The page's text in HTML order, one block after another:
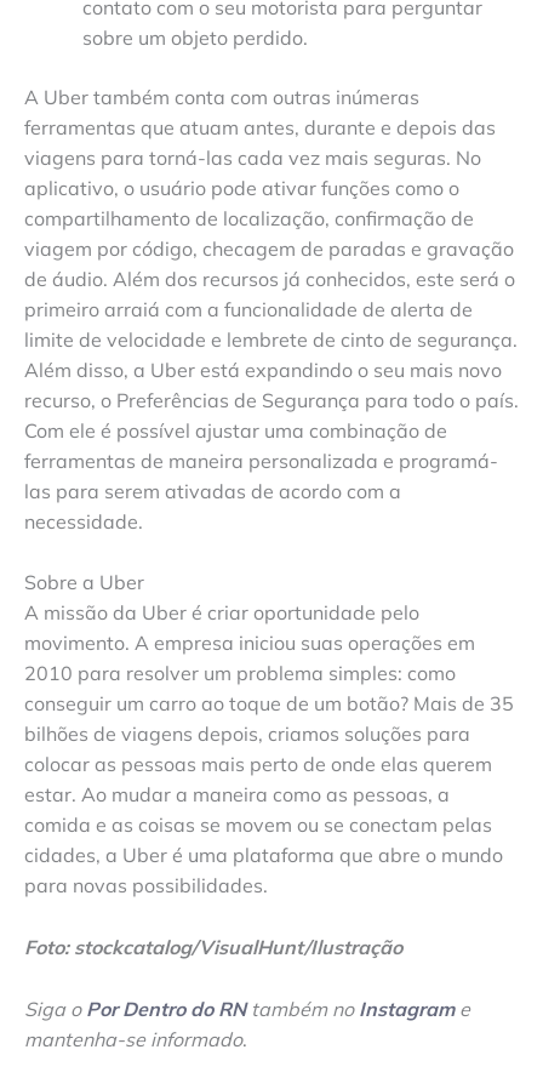
contato com o seu motorista para perguntar
sobre um objeto perdido.
A Uber também conta com outras inúmeras
ferramentas que atuam antes, durante e depois das
viagens para torná-las cada vez mais seguras. No
aplicativo, o usuário pode ativar funções como o
compartilhamento de localização, confirmação de
viagem por código, checagem de paradas e gravação
de áudio. Além dos recursos já conhecidos, este será o
primeiro arraiá com a funcionalidade de alerta de
limite de velocidade e lembrete de cinto de segurança.
Além disso, a Uber está expandindo o seu mais novo
recurso, o Preferências de Segurança para todo o país.
Com ele é possível ajustar uma combinação de
ferramentas de maneira personalizada e programá-
las para serem ativadas de acordo com a
necessidade.
Sobre a Uber
A missão da Uber é criar oportunidade pelo
movimento. A empresa iniciou suas operações em
2010 para resolver um problema simples: como
conseguir um carro ao toque de um botão? Mais de 35
bilhões de viagens depois, criamos soluções para
colocar as pessoas mais perto de onde elas querem
estar. Ao mudar a maneira como as pessoas, a
comida e as coisas se movem ou se conectam pelas
cidades, a Uber é uma plataforma que abre o mundo
para novas possibilidades.
Foto: stockcatalog/VisualHunt/Ilustração
Siga o Por Dentro do RNtambém no Instagrame
mantenha-se informado.